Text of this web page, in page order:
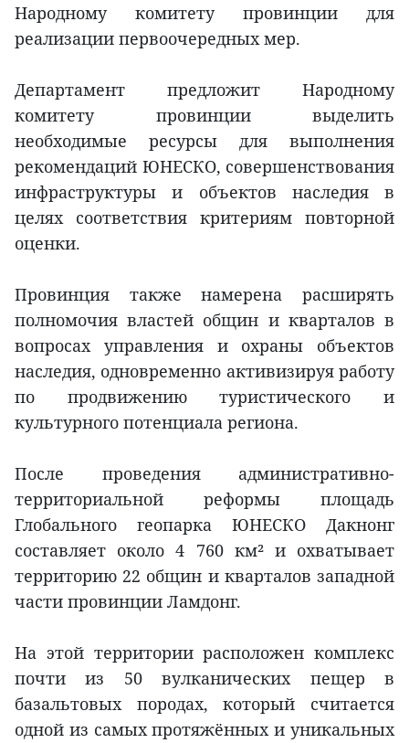
Народному комитету провинции для
реализации первоочередных мер.
Департамент предложит Народному
комитету провинции выделить
необходимые ресурсы для выполнения
рекомендаций ЮНЕСКО, совершенствования
инфраструктуры и объектов наследия в
целях соответствия критериям повторной
оценки.
Провинция также намерена расширять
полномочия властей общин и кварталов в
вопросах управления и охраны объектов
наследия, одновременно активизируя работу
по продвижению туристического и
культурного потенциала региона.
После проведения административно-
территориальной реформы площадь
Глобального геопарка ЮНЕСКО Дакнонг
составляет около 4 760 км² и охватывает
территорию 22 общин и кварталов западной
части провинции Ламдонг.
На этой территории расположен комплекс
почти из 50 вулканических пещер в
базальтовых породах, который считается
одной из самых протяжённых и уникальных